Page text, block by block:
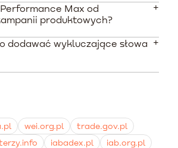
Taka kwota pozwala algorytmom na
liczby danych i optymalizację
produktowe potrzebują
W tym czasie algorytmy testują
i dopasowują stawki, dlatego
Max od
produktowych?
to zautomatyzowany format
się mocno na dostarczonych
i graficznych. Tradycyjne
Zakupy.
dodawać wykluczające słowa
wyświetlaniu reklam osobom
przeznaczane są wyłącznie na
intencji zakupowej.
wei.org.pl
trade.gov.pl
iabadex.pl
iab.org.pl